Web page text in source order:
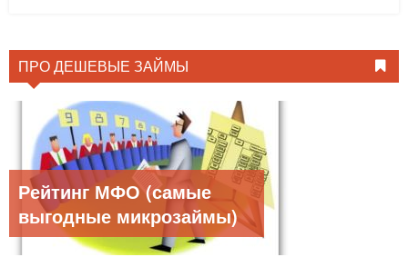
ПРО ДЕШЕВЫЕ ЗАЙМЫ
Рейтинг МФО (самые
выгодные микрозаймы)